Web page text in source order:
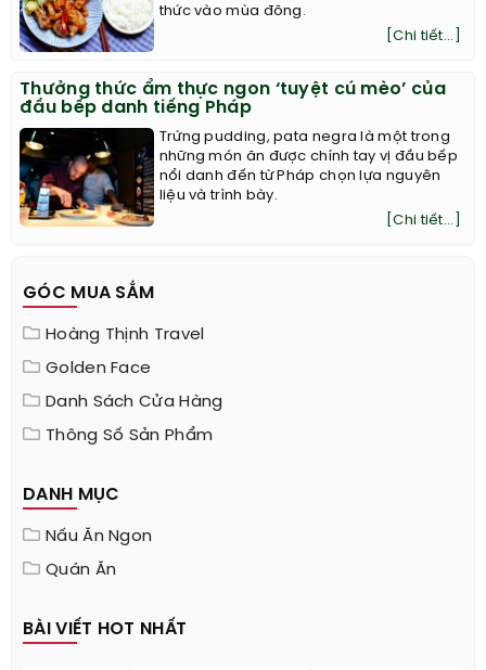
thức vào mùa đông.
[Chi tiết...]
Thưởng thức ẩm thực ngon ‘tuyệt cú mèo’ của
đầu bếp danh tiếng Pháp
Trứng pudding, pata negra là một trong
những món ăn được chính tay vị đầu bếp
nổi danh đến từ Pháp chọn lựa nguyên
liệu và trình bày.
[Chi tiết...]
GÓC MUA SẮM
Hoàng Thịnh Travel
Golden Face
Danh Sách Cửa Hàng
Thông Số Sản Phẩm
DANH MỤC
Nấu Ăn Ngon
Quán Ăn
BÀI VIẾT HOT NHẤT